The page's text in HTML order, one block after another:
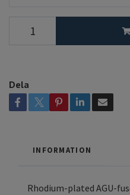
Dela
INFORMATION
Rhodium-plated AGU-